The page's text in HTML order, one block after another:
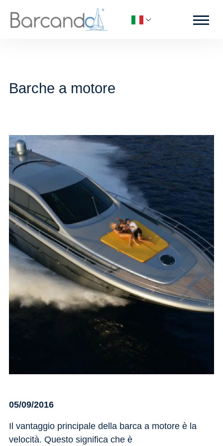
Barche a motore
05/09/2016
Il vantaggio principale della barca a motore è la
velocità. Questo significa che è